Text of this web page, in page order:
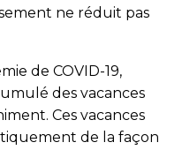
ne réduit pas
de COVID-19,
des vacances
Ces vacances
de la façon